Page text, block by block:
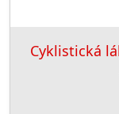
Cyklistická